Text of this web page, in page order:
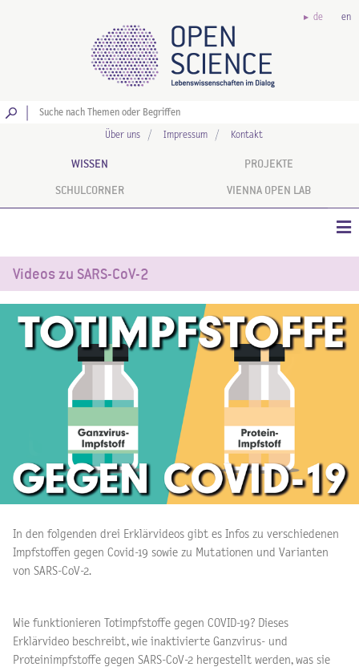
de en
Über uns Impressum Kontakt
WISSEN PROJEKTE
SCHULCORNER VIENNA OPEN LAB
Videos zu SARS-CoV-2
In den folgenden drei Erklärvideos gibt es Infos zu verschiedenen
Impfstoffen gegen Covid-19 sowie zu Mutationen und Varianten
von SARS-CoV-2.
Wie funktionieren Totimpfstoffe gegen COVID-19? Dieses
Erklärvideo beschreibt, wie inaktivierte Ganzvirus- und
Proteinimpfstoffe gegen SARS-CoV-2 hergestellt werden, was sie